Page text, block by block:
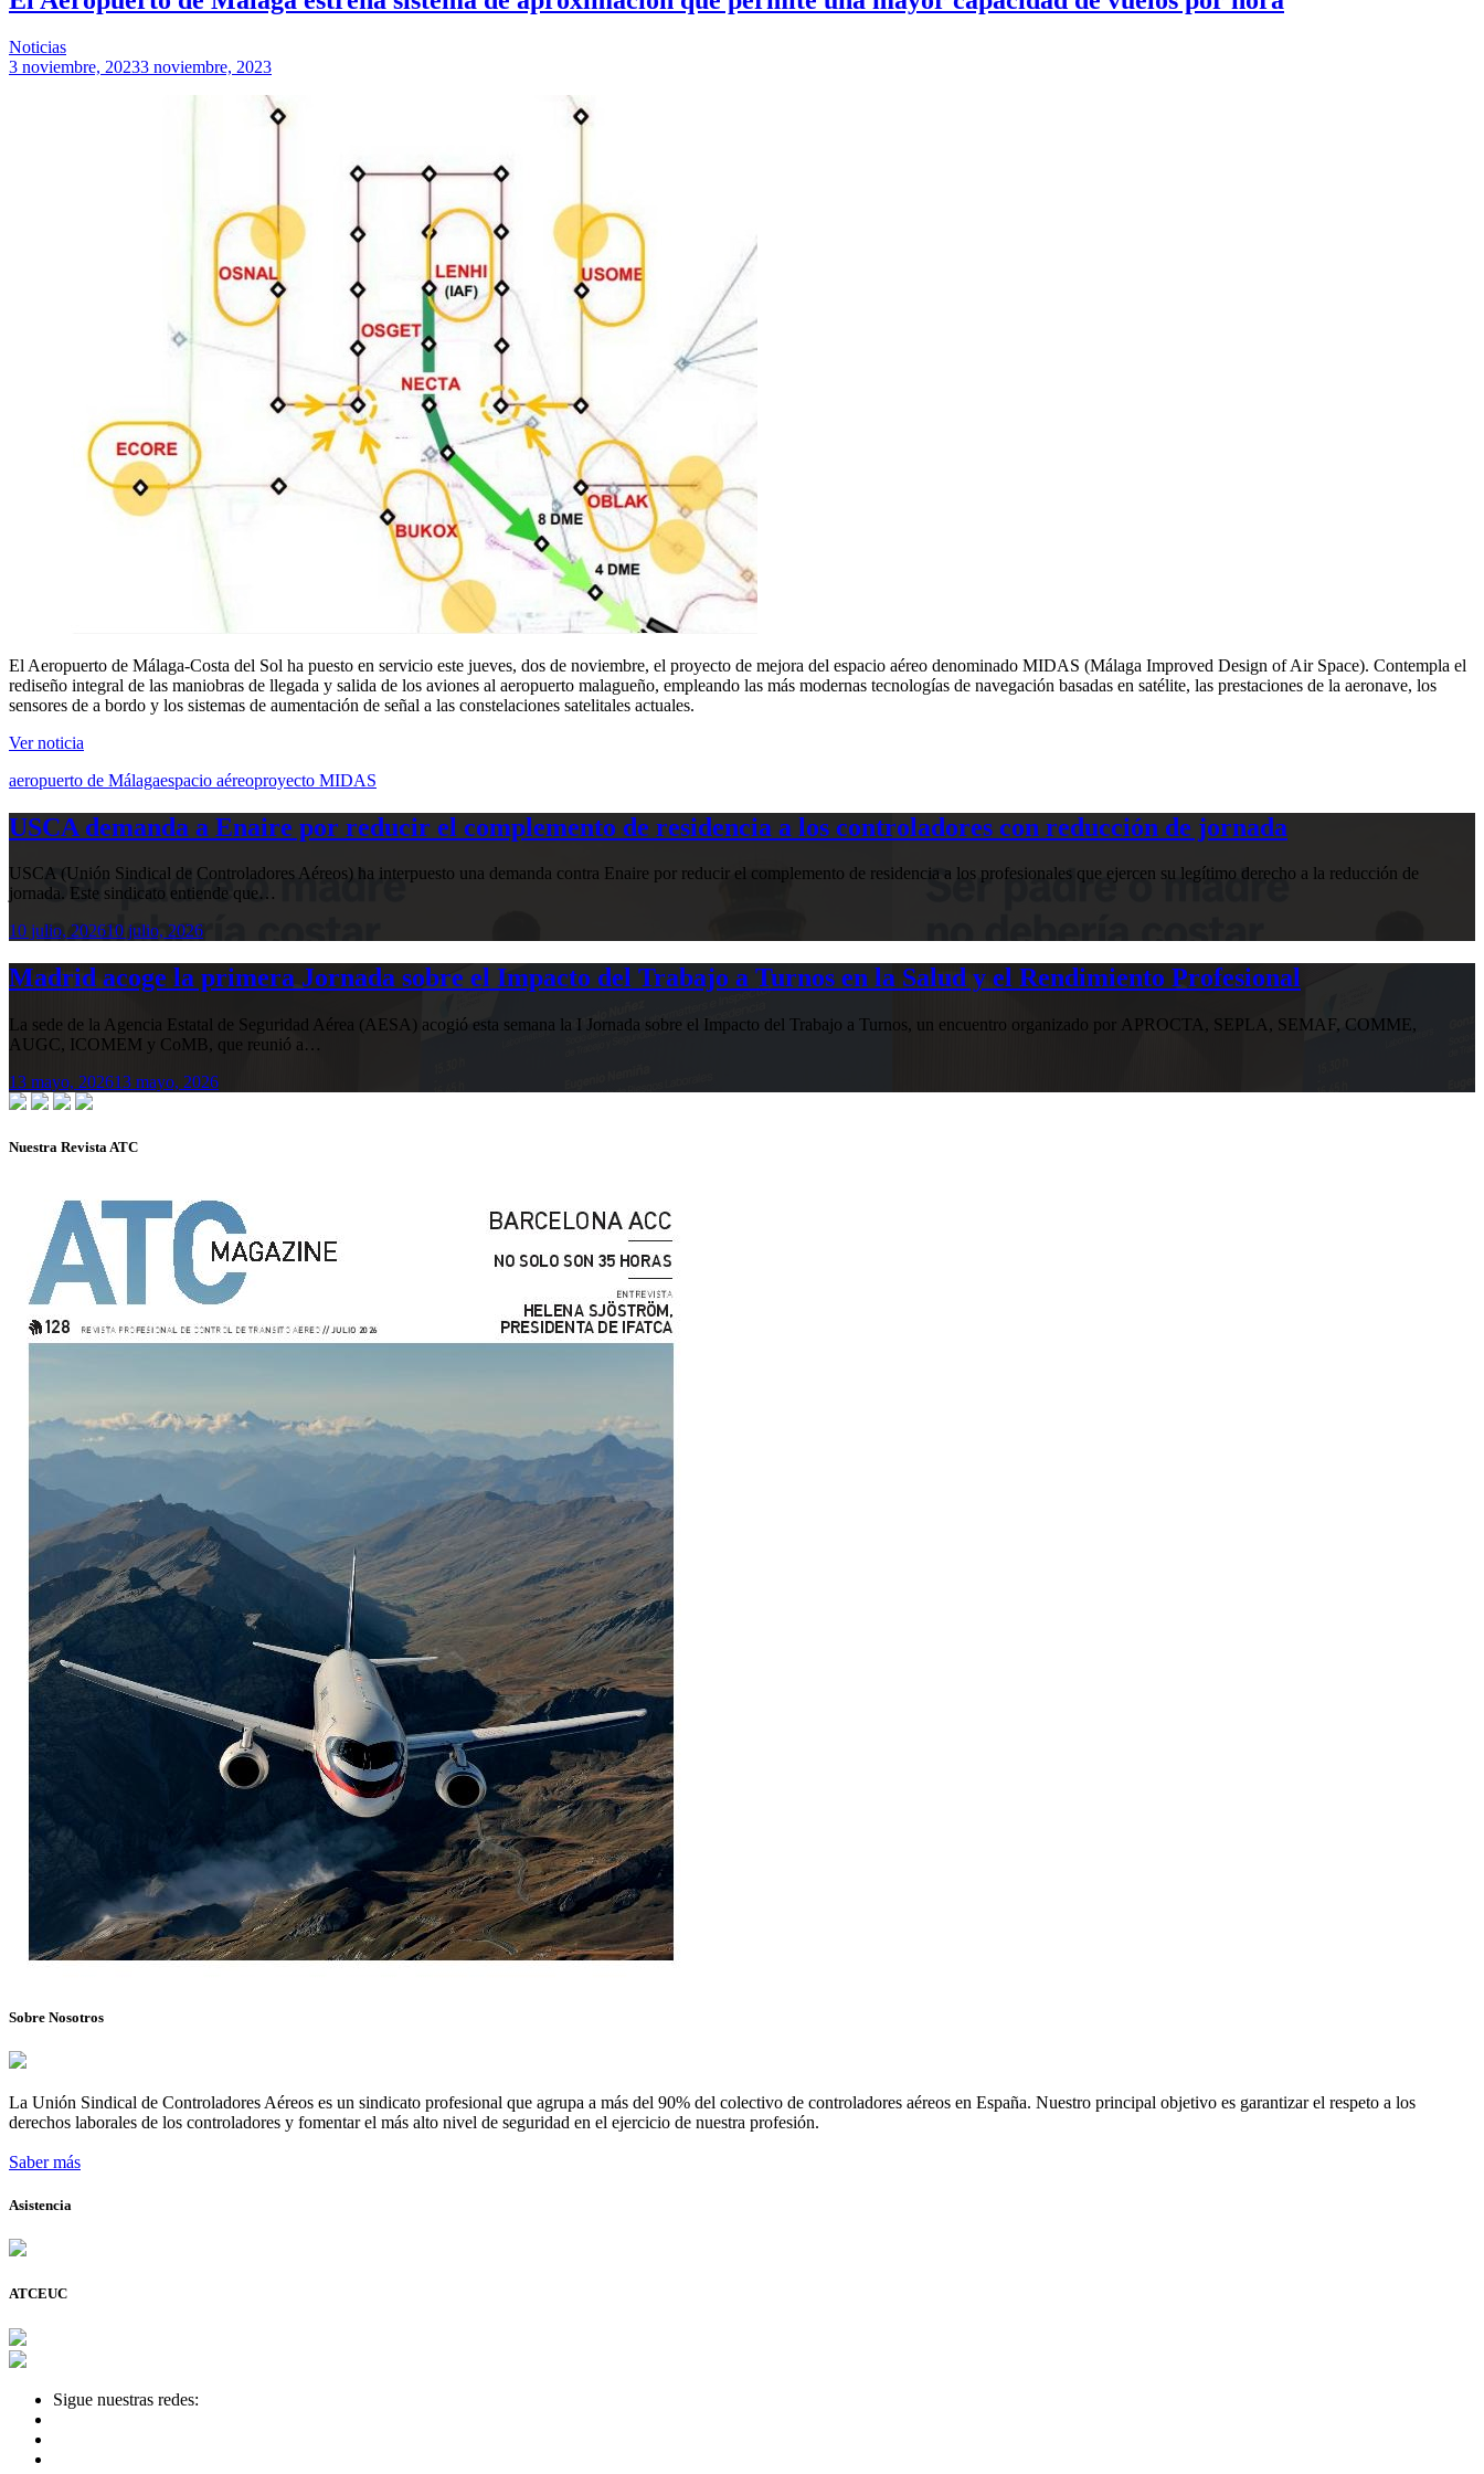
Noticias
3 noviembre, 20233 noviembre, 2023
El Aeropuerto de Málaga-Costa del Sol ha puesto en servicio este jueves, dos de noviembre, el proyecto de mejora del espacio aéreo denominado MIDAS (Málaga Improved Design of Air Space). Contempla el
rediseño integral de las maniobras de llegada y salida de los aviones al aeropuerto malagueño, empleando las más modernas tecnologías de navegación basadas en satélite, las prestaciones de la aeronave, los
sensores de a bordo y los sistemas de aumentación de señal a las constelaciones satelitales actuales.
Ver noticia
aeropuerto de Málagaespacio aéreoproyecto MIDAS
USCA demanda a Enaire por reducir el complemento de residencia a los controladores con reducción de jornada
USCA (Unión Sindical de Controladores Aéreos) ha interpuesto una demanda contra Enaire por reducir el complemento de residencia a los profesionales que ejercen su legítimo derecho a la reducción de
jornada. Este sindicato entiende que…
10 julio, 202610 julio, 2026
Madrid acoge la primera Jornada sobre el Impacto del Trabajo a Turnos en la Salud y el Rendimiento Profesional
La sede de la Agencia Estatal de Seguridad Aérea (AESA) acogió esta semana la I Jornada sobre el Impacto del Trabajo a Turnos, un encuentro organizado por APROCTA, SEPLA, SEMAF, COMME,
AUGC, ICOMEM y CoMB, que reunió a…
13 mayo, 202613 mayo, 2026
Nuestra Revista ATC
Sobre Nosotros
La Unión Sindical de Controladores Aéreos es un sindicato profesional que agrupa a más del 90% del colectivo de controladores aéreos en España. Nuestro principal objetivo es garantizar el respeto a los
derechos laborales de los controladores y fomentar el más alto nivel de seguridad en el ejercicio de nuestra profesión.
Saber más
Asistencia
ATCEUC
Sigue nuestras redes: